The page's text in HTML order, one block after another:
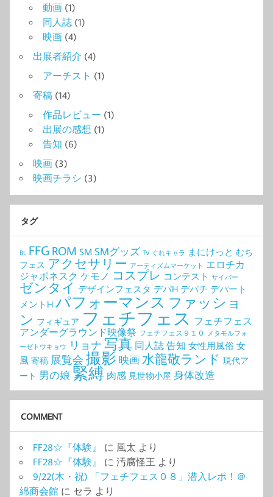
動画 (1)
同人誌 (1)
映画 (4)
出展者紹介 (4)
アーチスト (1)
寄稿 (14)
作品レビュー (1)
出展の感想 (1)
告知 (6)
映画 (3)
映画チラシ (3)
タグ
BL FFG ROM SM SMグッズ TV ぐれキャラ まにけっと むち
フェス アクセサリー アーティズムマーケット エロチカ
ジャポネスク ケモノ コスプレ コンテスト サイバー
ゼンタイ デザインフェスタ デパH デパチ デパート
メントH パフォーマンス ファッショ
ン フィギュア フェチフェス フェチフェス
アンダーグラウンド映像祭 フェチフェス９１０ メタモルフォ
ーゼトウキョウ
リョナ 写真 同人誌 告知 女性用風俗 女
風 寄稿 展覧会 撮影 映画水龍敬ランド 現代ア
ート 男の娘 緊縛 肉感 見世物小屋 身体改造
COMMENT
FF28☆『体験』 に 風太 より
FF28☆『体験』
に 汚腐怪王 より
9/22(木・祝) 「フェチフェス０８」潜入レポ！＠
綿商会館 に セラ より